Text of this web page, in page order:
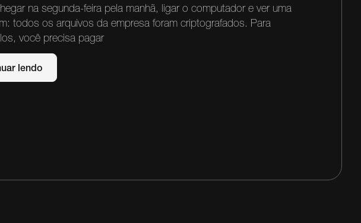
na segunda-feira pela manhã, ligar o computador e ver uma
todos os arquivos da empresa foram criptografados. Para
você precisa pagar
lendo